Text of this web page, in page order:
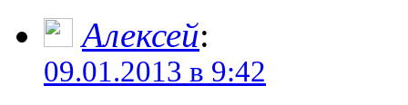
Алексей:
09.01.2013 в 9:42